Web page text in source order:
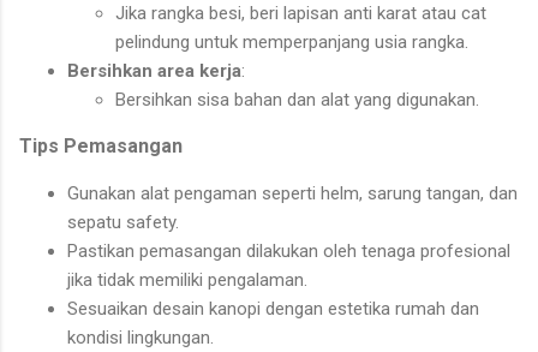
Jika rangka besi, beri lapisan anti karat atau cat
pelindung untuk memperpanjang usia rangka.
Bersihkan area kerja:
Bersihkan sisa bahan dan alat yang digunakan.
Tips Pemasangan
Gunakan alat pengaman seperti helm, sarung tangan, dan
sepatu safety.
Pastikan pemasangan dilakukan oleh tenaga profesional
jika tidak memiliki pengalaman.
Sesuaikan desain kanopi dengan estetika rumah dan
kondisi lingkungan.